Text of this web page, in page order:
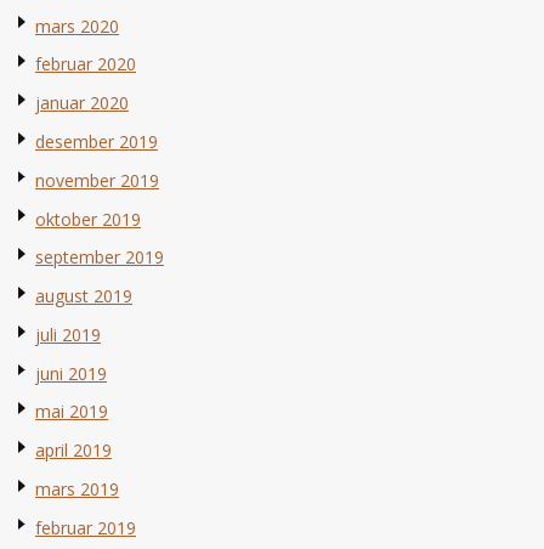
mars 2020
februar 2020
januar 2020
desember 2019
november 2019
oktober 2019
september 2019
august 2019
juli 2019
juni 2019
mai 2019
april 2019
mars 2019
februar 2019